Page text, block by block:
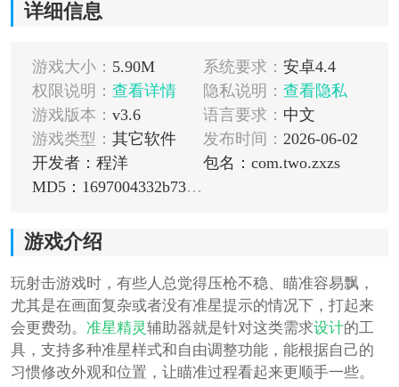
详细信息
游戏大小： 5.90M 系统要求： 安卓4.4
权限说明： 查看详情 隐私说明： 查看隐私
游戏版本： v3.6 语言要求： 中文
游戏类型： 其它软件 发布时间： 2026-06-02
开发者：程洋
包名：com.two.zxzs
MD5：1697004332b730fb423c187127e1e9eb
游戏介绍
玩射击游戏时，有些人总觉得压枪不稳、瞄准容易飘，
尤其是在画面复杂或者没有准星提示的情况下，打起来
会更费劲。 准星精灵辅助器就是针对这类需求设计的工
具，支持多种准星样式和自由调整功能，能根据自己的
习惯修改外观和位置，让瞄准过程看起来更顺手一些。